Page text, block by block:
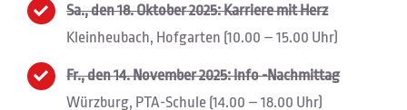
Sa., den 18. Oktober 2025: Karriere mit Herz
Kleinheubach, Hofgarten (10.00 – 15.00 Uhr)
Fr., den 14. November 2025: Info -Nachmittag
Würzburg, PTA-Schule (14.00 – 18.00 Uhr)